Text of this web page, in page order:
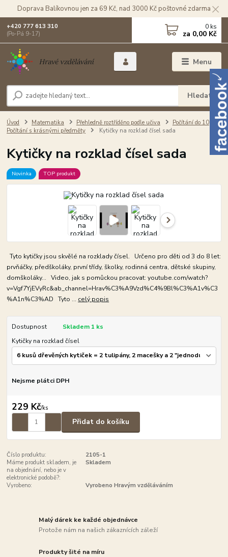
Doprava Balíkovnou jen za 69 Kč, nad 3000 Kč poštovné zdarma
Menu
Hledat
+420 777 613 310
(Po-Pá 9-17)
0 ks
za 0,00 Kč
Úvod Matematika Přehledně roztříděno podle učiva
Počítání do 10
Počítání s krásnými předměty
Kytičky na rozklad čísel sada
Kytičky na rozklad čísel sada
Novinka TOP produkt
Tyto kytičky jsou skvělé na rozklady čísel. Určeno pro děti od 3 do 8 let:
prvňáčky, předškoláky, první třídy, školky, rodinná centra, dětské skupiny,
domškoláky... Video, jak s pomůckou pracovat: youtube.com/watch?
v=Vgf7YjEVyRc&ab_channel=Hrav%C3%A9Vzd%C4%9Bl%C3%A1v%C3
%A1n%C3%AD Tyto ... celý popis
Dostupnost
Skladem 1 ks
Kytičky na rozklad čísel
Nejsme plátci DPH
229 Kč/ks
Přidat do košíku
Číslo produktu:
2105-1
Máme produkt skladem, je
na objednání, nebo je v
elektronické podobě?:
Skladem
Vyrobeno: Vyrobeno Hravým vzděláváním
Malý dárek ke každé objednávce
Protože nám na našich zákaznících záleží
Produkty šité na míru